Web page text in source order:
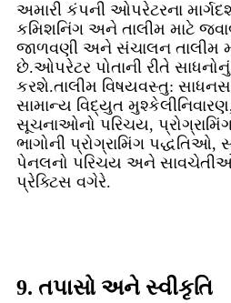
અમારી કંપની ઓપરેટરના
કમિશનિંગ અને તાલીમ માટે
જાળવણી અને સંચાલન તાલીમ
છે.ઓપરેટર પોતાની રીતે
કરશે.તાલીમ વિષયવસ્તુ:
સામાન્ય વિદ્યુત
સૂચનાઓનો પરિચય,
ભાગોની પ્રોગ્રામિંગ પદ્ધતિઓ,
પેનલનો પરિચય અને સાવચેતીઓ,
પ્રેક્ટિસ વગેરે.
9. તપાસો અને સ્વીકૃતિ